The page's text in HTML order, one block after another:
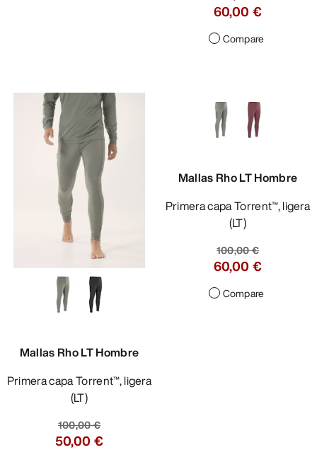
60,00 €
Compare
Mallas Rho LT Hombre
Primera capa Torrent™, ligera
(LT)
100,00 €
50,00 €
Mallas Rho LT Hombre
Primera capa Torrent™, ligera
(LT)
100,00 €
60,00 €
Compare